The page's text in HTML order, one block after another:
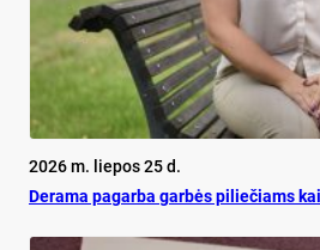
2026 m. liepos 25 d.
De­ra­ma pa­gar­ba gar­bės pi­lie­čiams